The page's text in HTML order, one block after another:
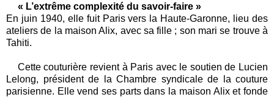
« L’extrême complexité du savoir-faire »
En juin 1940, elle fuit Paris vers la Haute-Garonne, lieu des
ateliers de la maison Alix, avec sa fille ; son mari se trouve à
Tahiti.
Cette couturière revient à Paris avec le soutien de Lucien
Lelong, président de la Chambre syndicale de la couture
parisienne. Elle vend ses parts dans la maison Alix et fonde